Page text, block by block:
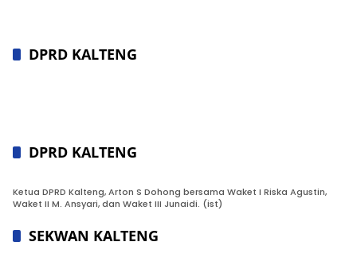
DPRD KALTENG
DPRD KALTENG
Ketua DPRD Kalteng, Arton S Dohong bersama Waket I Riska Agustin,
Waket II M. Ansyari, dan Waket III Junaidi. (ist)
SEKWAN KALTENG